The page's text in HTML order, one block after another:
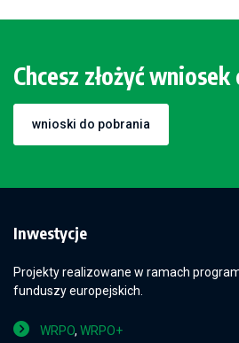
Chcesz złożyć
wnioski do pobrania
Inwestycje
Projekty realizowane w ramach
funduszy europejskich.
WRPO, WRPO+